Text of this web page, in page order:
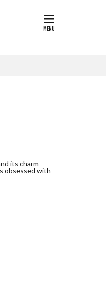
its charm
obsessed with